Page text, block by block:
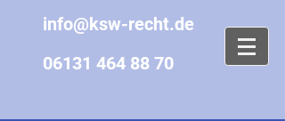
info@ksw-recht.de
06131 464 88 70